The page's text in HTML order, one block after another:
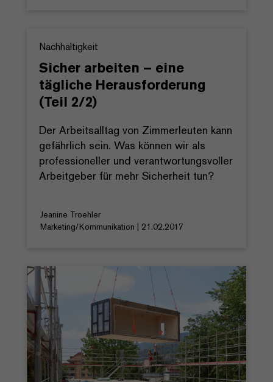
Nachhaltigkeit
Sicher arbeiten – eine
tägliche Herausforderung
(Teil 2/2)
Der Arbeitsalltag von Zimmerleuten kann
gefährlich sein. Was können wir als
professioneller und verantwortungsvoller
Arbeitgeber für mehr Sicherheit tun?
Jeanine Troehler
Marketing/Kommunikation | 21.02.2017